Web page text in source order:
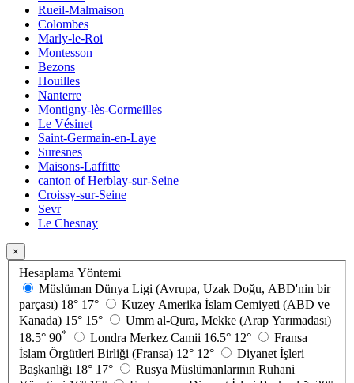
Rueil-Malmaison
Colombes
Marly-le-Roi
Montesson
Bezons
Houilles
Nanterre
Montigny-lès-Cormeilles
Le Vésinet
Saint-Germain-en-Laye
Suresnes
Maisons-Laffitte
canton of Herblay-sur-Seine
Croissy-sur-Seine
Sevr
Le Chesnay
×
Hesaplama Yöntemi
Müslüman Dünya Ligi (Avrupa, Uzak Doğu, ABD'nin bir
parçası) 18° 17°
Kuzey Amerika İslam Cemiyeti (ABD ve
Kanada) 15° 15°
Umm al-Qura, Mekke (Arap Yarımadası)
18.5° 90* Londra Merkez Camii 16.5° 12°
Fransa
İslam Örgütleri Birliği (Fransa) 12° 12°
Diyanet İşleri
Başkanlığı 18° 17°
Rusya Müslümanlarının Ruhani